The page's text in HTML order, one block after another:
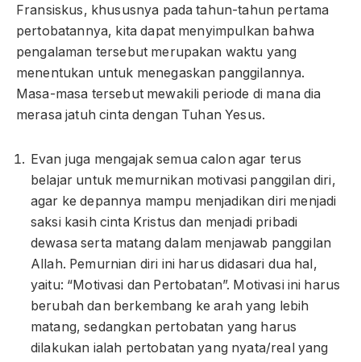
Fransiskus, khususnya pada tahun-tahun pertama
pertobatannya, kita dapat menyimpulkan bahwa
pengalaman tersebut merupakan waktu yang
menentukan untuk menegaskan panggilannya.
Masa-masa tersebut mewakili periode di mana dia
merasa jatuh cinta dengan Tuhan Yesus.
Evan juga mengajak semua calon agar terus
belajar untuk memurnikan motivasi panggilan diri,
agar ke depannya mampu menjadikan diri menjadi
saksi kasih cinta Kristus dan menjadi pribadi
dewasa serta matang dalam menjawab panggilan
Allah. Pemurnian diri ini harus didasari dua hal,
yaitu: “Motivasi dan Pertobatan”. Motivasi ini harus
berubah dan berkembang ke arah yang lebih
matang, sedangkan pertobatan yang harus
dilakukan ialah pertobatan yang nyata/real yang